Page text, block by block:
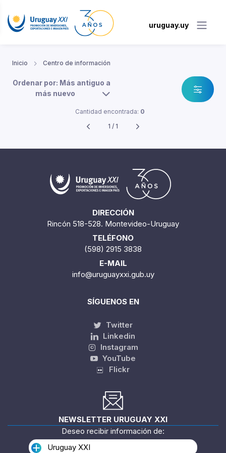
uruguay.uy
Inicio Centro de información
Ordenar por: Más antiguo a
más nuevo
Cantidad encontrada: 0
1 / 1
DIRECCIÓN
Rincón 518-528. Montevideo-Uruguay
TELÉFONO
(598) 2915 3838
E-MAIL
info@uruguayxxi.gub.uy
SÍGUENOS EN
Twitter
Linkedin
Instagram
YouTube
Flickr
NEWSLETTER URUGUAY XXI
Deseo recibir información de:
Uruguay XXI